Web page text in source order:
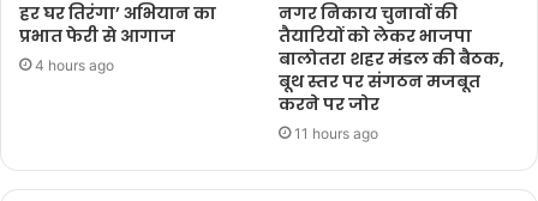
हर घर तिरंगा’ अभियान का
प्रभात फेरी से आगाज
4 hours ago
नगर निकाय चुनावों की
तैयारियों को लेकर भाजपा
बालोतरा शहर मंडल की बैठक,
बूथ स्तर पर संगठन मजबूत
करने पर जोर
11 hours ago